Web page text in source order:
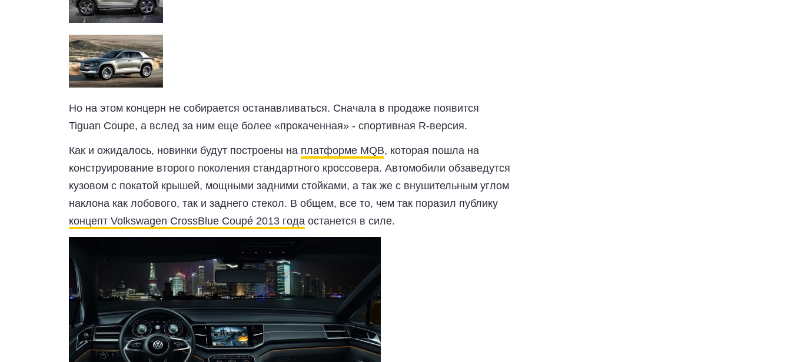
Но на этом концерн не собирается останавливаться. Сначала в продаже появится
Tiguan Coupe, а вслед за ним еще более «прокаченная» - спортивная R-версия.
Как и ожидалось, новинки будут построены на платформе MQB, которая пошла на
конструирование второго поколения стандартного кроссовера. Автомобили обзаведутся
кузовом с покатой крышей, мощными задними стойками, а так же с внушительным углом
наклона как лобового, так и заднего стекол. В общем, все то, чем так поразил публику
концепт Volkswagen CrossBlue Coupé 2013 года останется в силе.